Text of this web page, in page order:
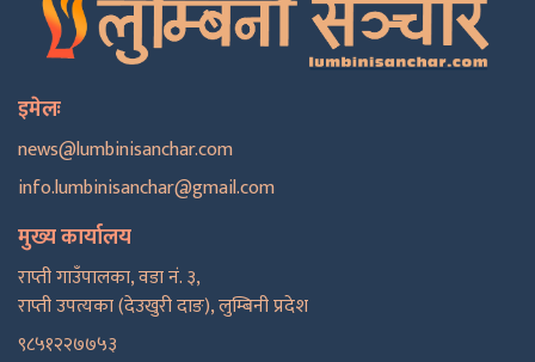
इमेलः
news@lumbinisanchar.com
info.lumbinisanchar@gmail.com
मुख्य कार्यालय
राप्ती गाउँपालका, वडा नं. ३,
राप्ती उपत्यका (देउखुरी दाङ), लुम्बिनी प्रदेश
९८५१२२७७५३